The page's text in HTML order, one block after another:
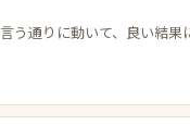
う通りに動いて、良い結果